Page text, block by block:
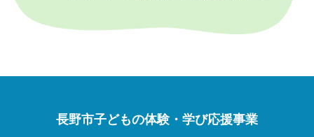
長野市子どもの体験・学び応援事業